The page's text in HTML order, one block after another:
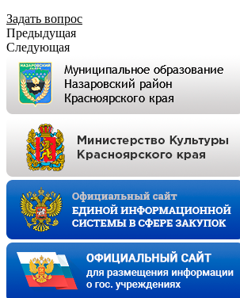
Задать вопрос
Предыдущая
Следующая